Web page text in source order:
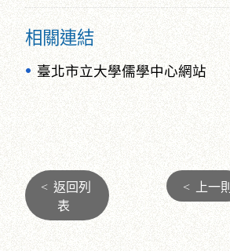
相關連結
臺北市立大學儒學中心網站
< 返回列
表
< 上一則